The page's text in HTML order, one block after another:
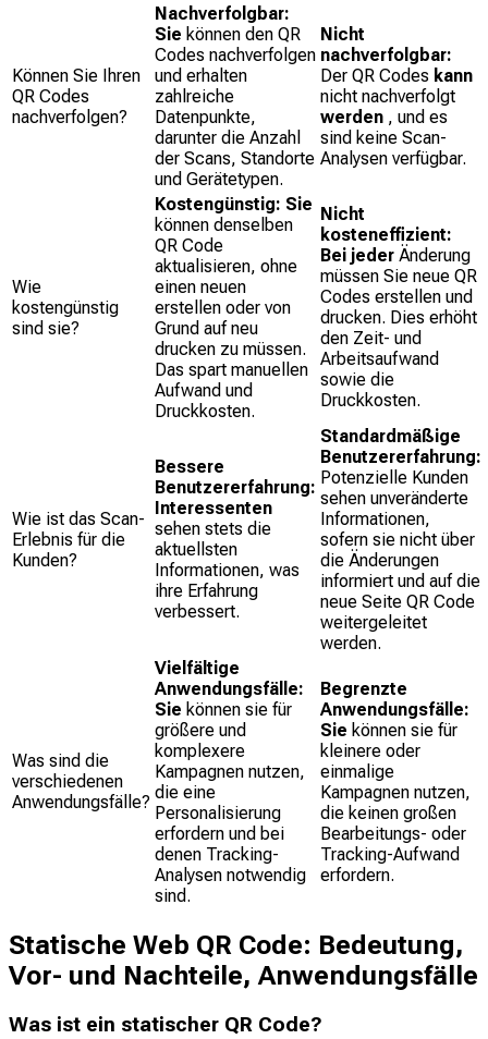
Können Sie Ihren
QR Codes
nachverfolgen?
Nachverfolgbar:
Sie können den QR
Codes nachverfolgen
und erhalten
zahlreiche
Datenpunkte,
darunter die Anzahl
der Scans, Standorte
und Gerätetypen.
Nicht
nachverfolgbar:
Der QR Codes kann
nicht nachverfolgt
werden , und es
sind keine Scan-
Analysen verfügbar.
Wie
kostengünstig
sind sie?
Kostengünstig: Sie
können denselben
QR Code
aktualisieren, ohne
einen neuen
erstellen oder von
Grund auf neu
drucken zu müssen.
Das spart manuellen
Aufwand und
Druckkosten.
Nicht
kosteneffizient:
Bei jeder Änderung
müssen Sie neue QR
Codes erstellen und
drucken. Dies erhöht
den Zeit- und
Arbeitsaufwand
sowie die
Druckkosten.
Wie ist das Scan-
Erlebnis für die
Kunden?
Bessere
Benutzererfahrung:
Interessenten
sehen stets die
aktuellsten
Informationen, was
ihre Erfahrung
verbessert.
Standardmäßige
Benutzererfahrung:
Potenzielle Kunden
sehen unveränderte
Informationen,
sofern sie nicht über
die Änderungen
informiert und auf die
neue Seite QR Code
weitergeleitet
werden.
Was sind die
verschiedenen
Anwendungsfälle?
Vielfältige
Anwendungsfälle:
Sie können sie für
größere und
komplexere
Kampagnen nutzen,
die eine
Personalisierung
erfordern und bei
denen Tracking-
Analysen notwendig
sind.
Begrenzte
Anwendungsfälle:
Sie können sie für
kleinere oder
einmalige
Kampagnen nutzen,
die keinen großen
Bearbeitungs- oder
Tracking-Aufwand
erfordern.
Statische Web QR Code: Bedeutung,
Vor- und Nachteile, Anwendungsfälle
Was ist ein statischer QR Code?